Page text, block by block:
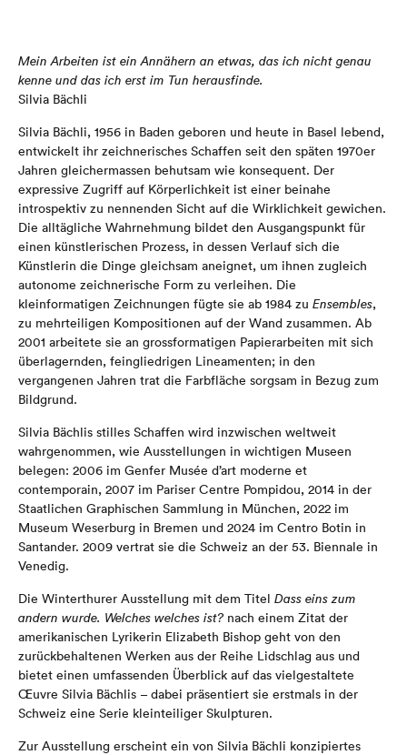
Mein Arbeiten ist ein Annähern an etwas, das ich nicht genau
kenne und das ich erst im Tun herausfinde.
Silvia Bächli
Silvia Bächli, 1956 in Baden geboren und heute in Basel lebend,
entwickelt ihr zeichnerisches Schaffen seit den späten 1970er
Jahren gleichermassen behutsam wie konsequent. Der
expressive Zugriff auf Körperlichkeit ist einer beinahe
introspektiv zu nennenden Sicht auf die Wirklichkeit gewichen.
Die alltägliche Wahrnehmung bildet den Ausgangspunkt für
einen künstlerischen Prozess, in dessen Verlauf sich die
Künstlerin die Dinge gleichsam aneignet, um ihnen zugleich
autonome zeichnerische Form zu verleihen. Die
kleinformatigen Zeichnungen fügte sie ab 1984 zu Ensembles,
zu mehrteiligen Kompositionen auf der Wand zusammen. Ab
2001 arbeitete sie an grossformatigen Papierarbeiten mit sich
überlagernden, feingliedrigen Lineamenten; in den
vergangenen Jahren trat die Farbfläche sorgsam in Bezug zum
Bildgrund.
Silvia Bächlis stilles Schaffen wird inzwischen weltweit
wahrgenommen, wie Ausstellungen in wichtigen Museen
belegen: 2006 im Genfer Musée d’art moderne et
contemporain, 2007 im Pariser Centre Pompidou, 2014 in der
Staatlichen Graphischen Sammlung in München, 2022 im
Museum Weserburg in Bremen und 2024 im Centro Botin in
Santander. 2009 vertrat sie die Schweiz an der 53. Biennale in
Venedig.
Die Winterthurer Ausstellung mit dem Titel Dass eins zum
andern wurde. Welches welches ist? nach einem Zitat der
amerikanischen Lyrikerin Elizabeth Bishop geht von den
zurückbehaltenen Werken aus der Reihe Lidschlag aus und
bietet einen umfassenden Überblick auf das vielgestaltete
Œuvre Silvia Bächlis – dabei präsentiert sie erstmals in der
Schweiz eine Serie kleinteiliger Skulpturen.
Zur Ausstellung erscheint ein von Silvia Bächli konzipiertes